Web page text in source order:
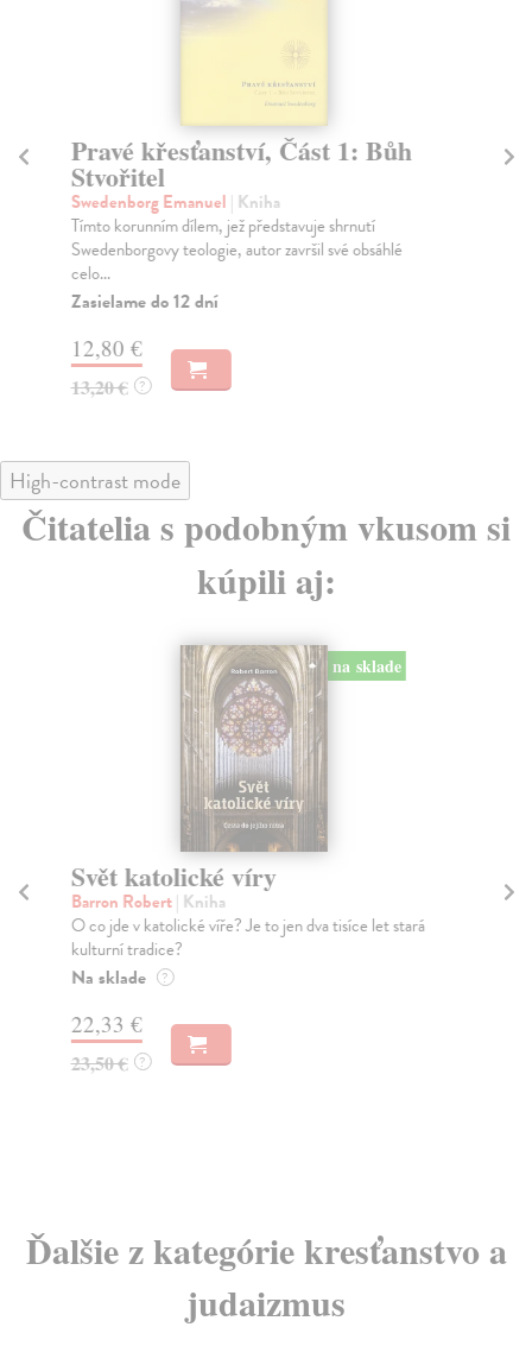
Pravé křesťanství, Část 1: Bůh
Stvořitel
Swedenborg Emanuel | Kniha
Tímto korunním dílem, jež představuje shrnutí
Swedenborgovy teologie, autor završil své obsáhlé
celo...
Zasielame do 12 dní
12,80 €
13,20 € ?
High-contrast mode
Čitatelia s podobným vkusom si
kúpili aj:
na sklade
Svět katolické víry
Barron Robert| Kniha
O co jde v katolické víře? Je to jen dva tisíce let stará
kulturní tradice?
Na sklade ?
22,33 €
23,50 € ?
Ďalšie z kategórie kresťanstvo a
judaizmus